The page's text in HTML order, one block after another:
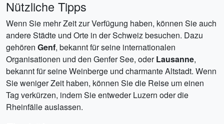
Nützliche Tipps
Wenn Sie mehr Zeit zur Verfügung haben, können Sie auch
andere Städte und Orte in der Schweiz besuchen. Dazu
gehören Genf, bekannt für seine internationalen
Organisationen und den Genfer See, oderLausanne,
bekannt für seine Weinberge und charmante Altstadt. Wenn
Sie weniger Zeit haben, können Sie die Reise um einen
Tag verkürzen, indem Sie entweder Luzern oder die
Rheinfälle auslassen.